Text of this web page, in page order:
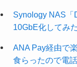
Synology NAS「
10GbE化してみ
ANA Pay経由で
食らったので電